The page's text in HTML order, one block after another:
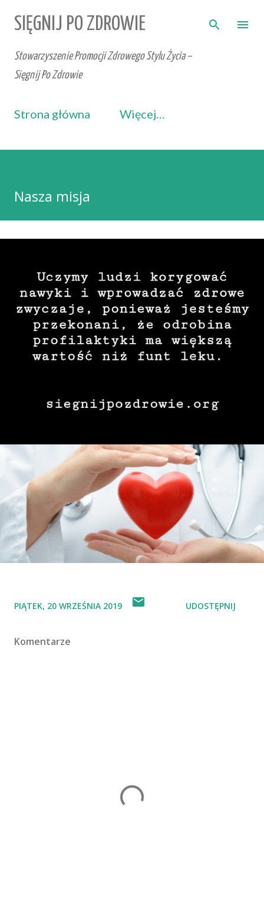
Przejdź do głównej zawartości
SIĘGNIJ PO ZDROWIE
Stowarzyszenie Promocji Zdrowego Stylu Życia –
Sięgnij Po Zdrowie
Strona główna Więcej…
Nasza misja
PIĄTEK, 20 WRZEŚNIA 2019 UDOSTĘPNIJ
Komentarze